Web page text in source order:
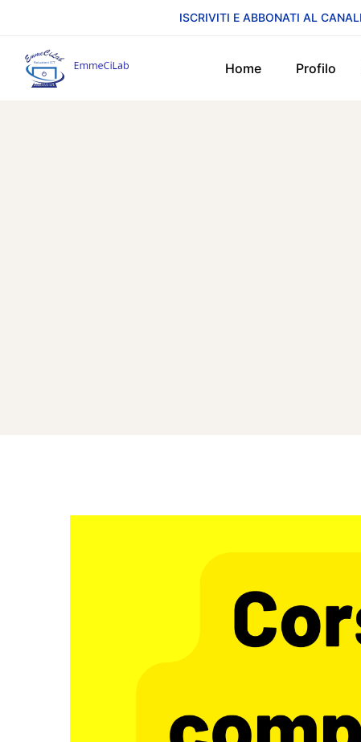
ISCRIVITI E ABBONATI AL
Home Profilo